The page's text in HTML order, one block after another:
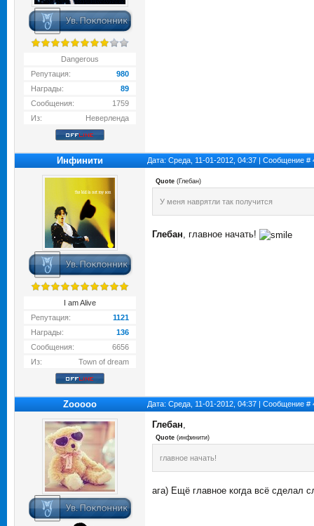
Dangerous
Репутация:
980
Награды:
89
Сообщения:
1759
Из:
Неверленда
Инфинити Дата: Среда, 11-01-2012, 04:37 | Сообщение #
I am Alive
Репутация:
1121
Награды:
136
Сообщения:
6656
Из:
Town of dream
Quote (Глебан)
У меня наврятли так получится
Глебан, главное начать!
Zooooo Дата: Среда, 11-01-2012, 04:37 | Сообщение #
Глебан,
Quote (инфинити)
главное начать!
ага) Ещё главное когда всё сделал